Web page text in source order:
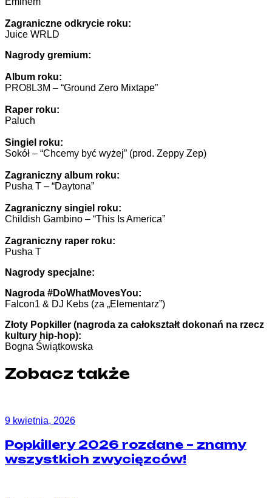
Zagraniczne odkrycie roku:
Juice WRLD
Nagrody gremium:
Album roku:
PRO8L3M – “Ground Zero Mixtape”
Raper roku:
Paluch
Singiel roku:
Sokół – “Chcemy być wyżej” (prod. Zeppy Zep)
Zagraniczny album roku:
Pusha T – “Daytona”
Zagraniczny singiel roku:
Childish Gambino – “This Is America”
Zagraniczny raper roku:
Pusha T
Nagrody specjalne:
Nagroda #DoWhatMovesYou:
Falcon1 & DJ Kebs (za „Elementarz”)
Złoty Popkiller (nagroda za całokształt dokonań na rzecz
kultury hip-hop):
Bogna Świątkowska
Zobacz także
9 kwietnia, 2026
Popkillery 2026 rozdane – znamy
wszystkich zwycięzców!